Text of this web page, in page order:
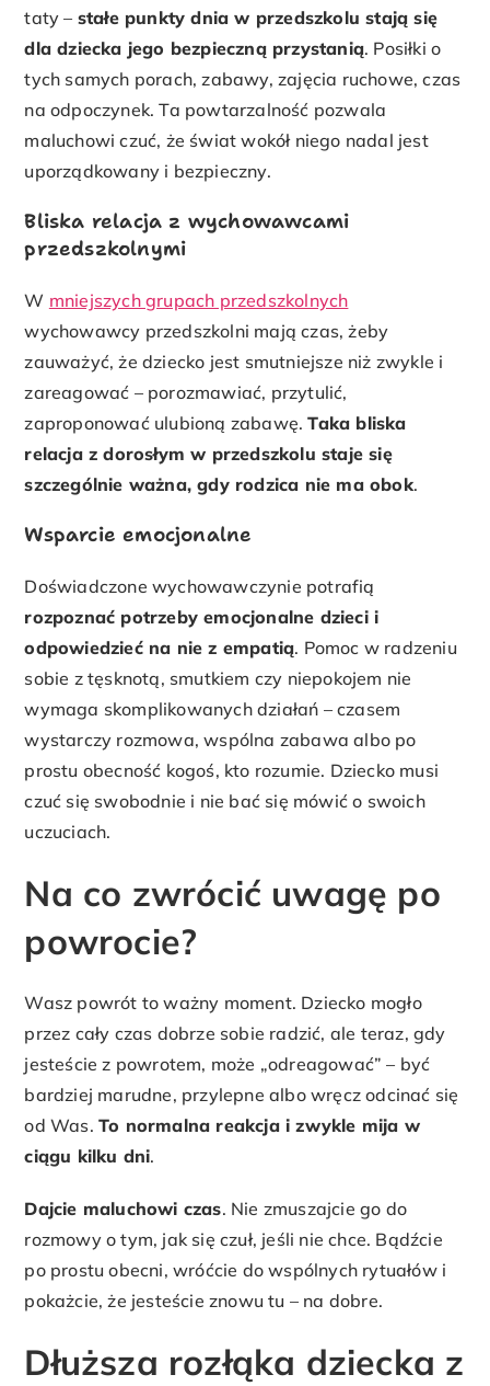
taty – stałe punkty dnia w przedszkolu stają się
dla dziecka jego bezpieczną przystanią. Posiłki o
tych samych porach, zabawy, zajęcia ruchowe, czas
na odpoczynek. Ta powtarzalność pozwala
maluchowi czuć, że świat wokół niego nadal jest
uporządkowany i bezpieczny.
Bliska relacja z wychowawcami
przedszkolnymi
W mniejszych grupach przedszkolnych
wychowawcy przedszkolni mają czas, żeby
zauważyć, że dziecko jest smutniejsze niż zwykle i
zareagować – porozmawiać, przytulić,
zaproponować ulubioną zabawę.Taka bliska
relacja z dorosłym w przedszkolu staje się
szczególnie ważna, gdy rodzica nie ma obok.
Wsparcie emocjonalne
Doświadczone wychowawczynie potrafią
rozpoznać potrzeby emocjonalne dzieci i
odpowiedzieć na nie z empatią. Pomoc w radzeniu
sobie z tęsknotą, smutkiem czy niepokojem nie
wymaga skomplikowanych działań – czasem
wystarczy rozmowa, wspólna zabawa albo po
prostu obecność kogoś, kto rozumie. Dziecko musi
czuć się swobodnie i nie bać się mówić o swoich
uczuciach.
Na co zwrócić uwagę po
powrocie?
Wasz powrót to ważny moment. Dziecko mogło
przez cały czas dobrze sobie radzić, ale teraz, gdy
jesteście z powrotem, może „odreagować” – być
bardziej marudne, przylepne albo wręcz odcinać się
od Was.To normalna reakcja i zwykle mija w
ciągu kilku dni.
Dajcie maluchowi czas. Nie zmuszajcie go do
rozmowy o tym, jak się czuł, jeśli nie chce. Bądźcie
po prostu obecni, wróćcie do wspólnych rytuałów i
pokażcie, że jesteście znowu tu – na dobre.
Dłuższa rozłąka dziecka z